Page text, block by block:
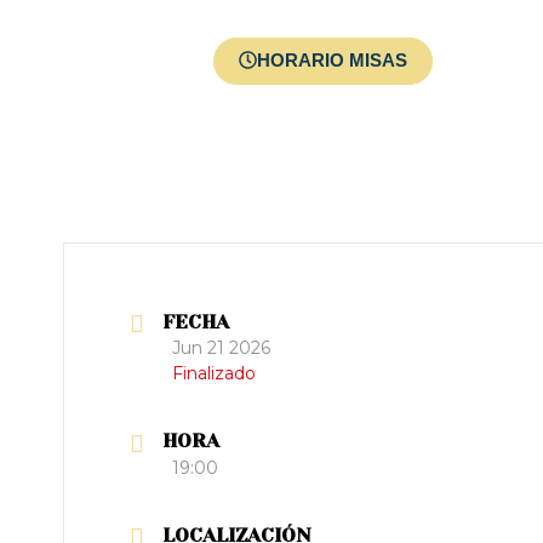
HORARIO MISAS
FECHA
Jun 21 2026
Finalizado
HORA
19:00
LOCALIZACIÓN